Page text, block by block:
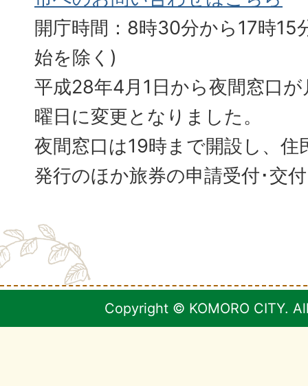
開庁時間：8時30分から17時15
始を除く)
平成28年4月1日から夜間窓口
曜日に変更となりました。
夜間窓口は19時まで開設し、住
発行のほか旅券の申請受付･交
Copyright © KOMORO CITY.